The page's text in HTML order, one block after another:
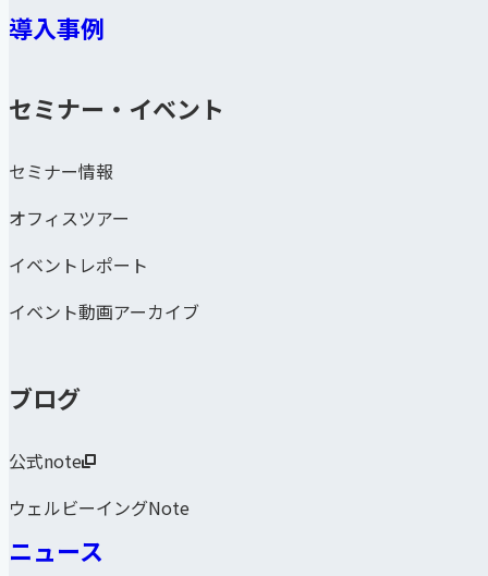
導入事例
セミナー・イベント
セミナー情報
オフィスツアー
イベントレポート
イベント動画アーカイブ
ブログ
公式note
ウェルビーイングNote
ニュース